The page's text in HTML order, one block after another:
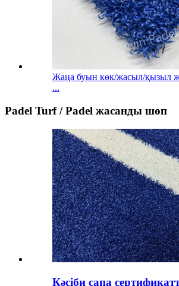
Жаңа буын көк/жасыл/қызыл
...
Padel Turf / Padel жасанды шөп
Кәсіби сапа